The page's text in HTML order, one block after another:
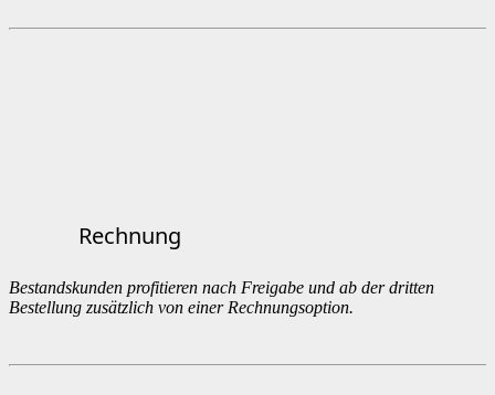
Rechnung
Bestandskunden profitieren nach Freigabe und ab der dritten
Bestellung zusätzlich von einer Rechnungsoption.